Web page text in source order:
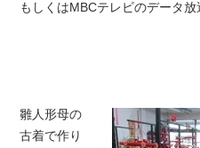
もしくはMBCテレビのデータ放
雛人形母の
古着で作り